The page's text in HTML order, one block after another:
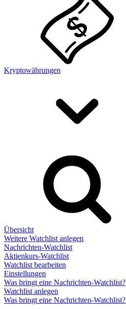
Kryptowährungen
Übersicht
Weitere Watchlist anlegen
Nachrichten-Watchlist
Aktienkurs-Watchlist
Watchlist bearbeiten
Einstellungen
Was bringt eine Nachrichten-Watchlist?
Watchlist anlegen
Was bringt eine Nachrichten-Watchlist?